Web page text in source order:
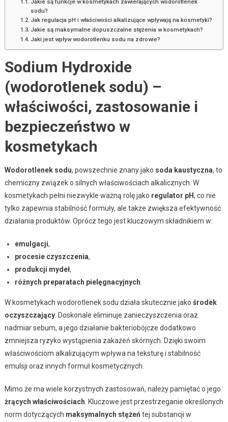
sodu?
Jak regulacja pH i właściwości alkalizujące wpływają na kosmetyki?
Jakie są maksymalne dopuszczalne stężenia w kosmetykach?
Jaki jest wpływ wodorotlenku sodu na zdrowie?
Sodium Hydroxide
(wodorotlenek sodu) –
właściwości, zastosowanie i
bezpieczeństwo w
kosmetykach
Wodorotlenek sodu, powszechnie znany jako soda kaustyczna, to
chemiczny związek o silnych właściwościach alkalicznych. W
kosmetykach pełni niezwykle ważną rolę jako regulator pH, co nie
tylko zapewnia stabilność formuły, ale także zwiększa efektywność
działania produktów. Oprócz tego jest kluczowym składnikiem w:
emulgacji,
procesie czyszczenia,
produkcji mydeł,
różnych preparatach pielęgnacyjnych
W kosmetykach wodorotlenek sodu działa skutecznie jako środek
oczyszczający. Doskonale eliminuje zanieczyszczenia oraz
nadmiar sebum, a jego działanie bakteriobójcze dodatkowo
zmniejsza ryzyko wystąpienia zakażeń skórnych. Dzięki swoim
właściwościom alkalizującym wpływa na teksturę i stabilność
emulsji oraz innych formuł kosmetycznych.
Mimo że ma wiele korzystnych zastosowań, należy pamiętać o jego
żrących właściwościach . Kluczowe jest przestrzeganie określonych
norm dotyczących maksymalnych stężeń tej substancji w